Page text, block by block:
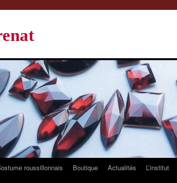
roussillonnais Boutique Actualités L’institut